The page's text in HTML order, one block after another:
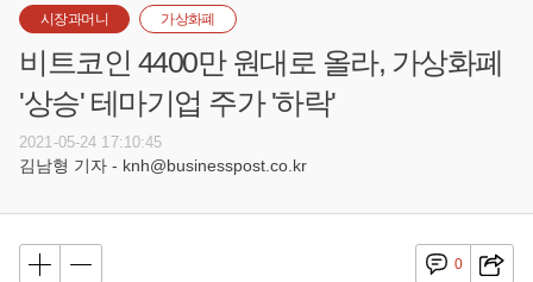
시장과머니 가상화폐
비트코인 4400만 원대로 올라, 가상화폐
'상승' 테마기업 주가 '하락'
2021-05-24 17:10:45
김남형 기자 - knh@businesspost.co.kr
0